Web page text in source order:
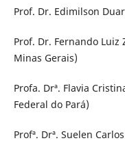
Prof. Dr. Edimilson
Prof. Dr. Fernando
Minas Gerais)
Profa. Drª. Flavia
Federal do Pará)
Profª. Drª. Suelen